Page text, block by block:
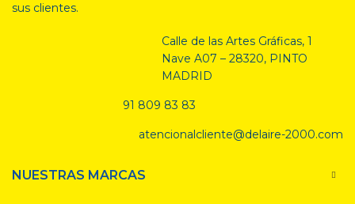
sus clientes.
Calle de las Artes Gráficas, 1
Nave A07 – 28320, PINTO
MADRID
91 809 83 83
atencionalcliente@delaire-2000.com
NUESTRAS MARCAS